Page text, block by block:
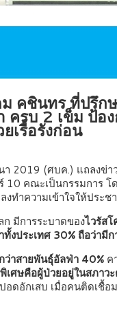
คชินทร ที่ปรึก
บ 2 เข็ม ป้อ
เรื้อรังก่อน
2019 (ศบค.) แถลง
คณะเป็นกรรมการ
งทำความเข้าใจให้ป
มีการระบาดของไวรัส
ประเทศ 30% ถือว่า
ว่าสายพันธุ์อัลฟ่า 40% ค
ษคือผู้ป่วยอยู่ในสภา
ดอักเสบ เมื่อคนติดเชื้